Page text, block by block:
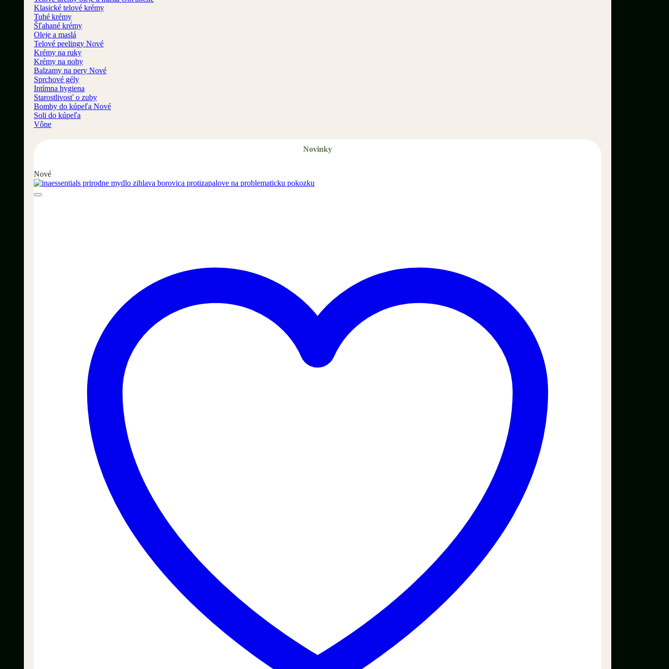
Klasické telové krémy
Tuhé krémy
Šľahané krémy
Oleje a maslá
Telové peelingy
Krémy na ruky
Krémy na nohy
Balzamy na pery
Sprchové gély
Intímna hygiena
Starostlivosť o zuby
Bomby do kúpeľa
Soli do kúpeľa
Vône
Novinky
Nové